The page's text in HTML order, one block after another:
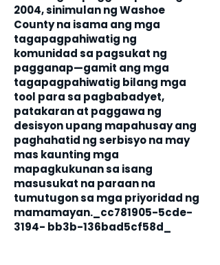
2004, sinimulan ng Washoe
County na isama ang mga
tagapagpahiwatig ng
komunidad sa pagsukat ng
pagganap—gamit ang mga
tagapagpahiwatig bilang mga
tool para sa pagbabadyet,
patakaran at paggawa ng
desisyon upang mapahusay ang
paghahatid ng serbisyo na may
mas kaunting mga
mapagkukunan sa isang
masusukat na paraan na
tumutugon sa mga priyoridad ng
mamamayan._cc781905-5cde-
3194- bb3b-136bad5cf58d_